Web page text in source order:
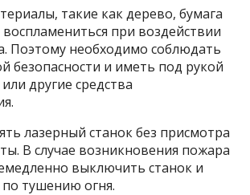
такие как дерево, бумага
при воздействии
Поэтому необходимо соблюдать
безопасности и иметь под рукой
другие средства
лазерный станок без присмотра
В случае возникновения пожара
выключить станок и
тушению огня.